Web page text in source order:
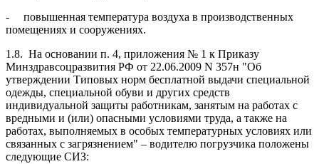
- повышенная температура воздуха в производственных
помещениях и сооружениях.
1.8. На основании п. 4, приложения № 1 к Приказу
Минздравсоцразвития РФ от 22.06.2009 N 357н "Об
утверждении Типовых норм бесплатной выдачи специальной
одежды, специальной обуви и других средств
индивидуальной защиты работникам, занятым на работах с
вредными и (или) опасными условиями труда, а также на
работах, выполняемых в особых температурных условиях или
связанных с загрязнением" – водителю погрузчика положены
следующие СИЗ: